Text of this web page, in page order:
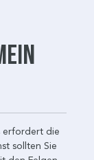
erfordert die
sollten Sie